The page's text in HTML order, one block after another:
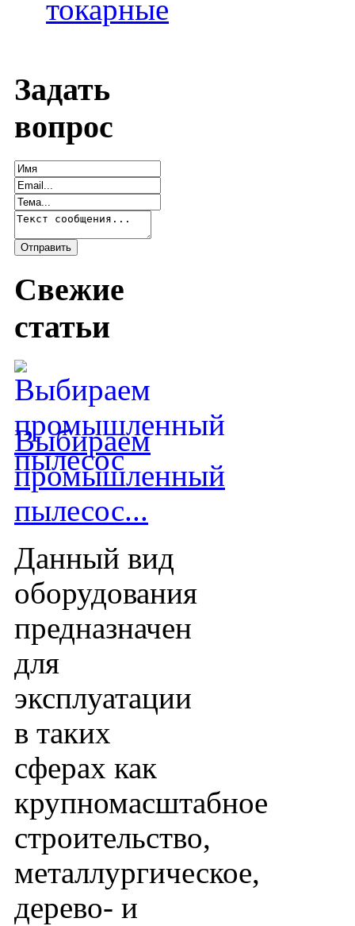
токарные
Задать
вопрос
Свежие
статьи
Выбираем
промышленный
пылесос...
Данный вид
оборудования
предназначен
для
эксплуатации
в таких
сферах как
крупномасштабное
строительство,
металлургическое,
дерево- и